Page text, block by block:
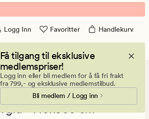
Logg Inn Favoritter Handlekurv
Få tilgang til eksklusive
medlemspriser!
Logg inn eller bli medlem for å få fri frakt
fra 799,- og eksklusive medlemstilbud.
Bli medlem / Logg inn
1195
anmeldelser
med
en
4.5 (1195)
grå - 140x300 cm